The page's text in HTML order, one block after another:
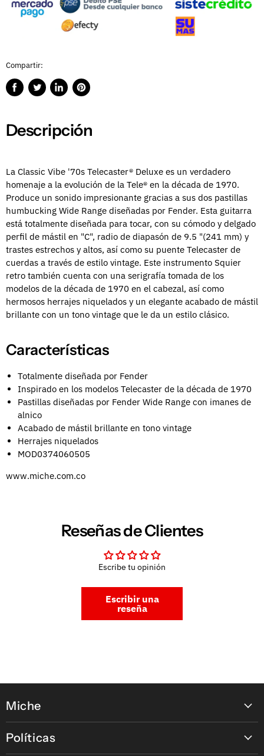
Compartir:
CompartirPublicarCompartirGuardar
Descripción
La Classic Vibe '70s Telecaster® Deluxe es un verdadero
homenaje a la evolución de la Tele® en la década de 1970.
Produce un sonido impresionante gracias a sus dos pastillas
humbucking Wide Range diseñadas por Fender. Esta guitarra
está totalmente diseñada para tocar, con su cómodo y delgado
perfil de mástil en "C", radio de diapasón de 9.5 "(241 mm) y
trastes estrechos y altos, así como su puente Telecaster de
cuerdas a través de estilo vintage. Este instrumento Squier
retro también cuenta con una serigrafía tomada de los
modelos de la década de 1970 en el cabezal, así como
hermosos herrajes niquelados y un elegante acabado de mástil
brillante con un tono vintage que le da un estilo clásico.
Características
Totalmente diseñada por Fender
Inspirado en los modelos Telecaster de la década de 1970
Pastillas diseñadas por Fender Wide Range con imanes de
alnico
Acabado de mástil brillante en tono vintage
Herrajes niquelados
MOD0374060505
www.miche.com.co
Reseñas de Clientes
Escribe tu opinión
Escribir una
reseña
Miche
Nuestras tiendas
Políticas